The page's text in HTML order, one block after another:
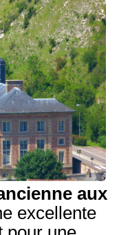
aux
excellente